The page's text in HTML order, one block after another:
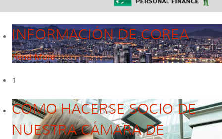
INFORMACIÓN DE COREA
Read More
1
CÓMO HACERSE SOCIO DE
NUESTRA CÁMARA DE